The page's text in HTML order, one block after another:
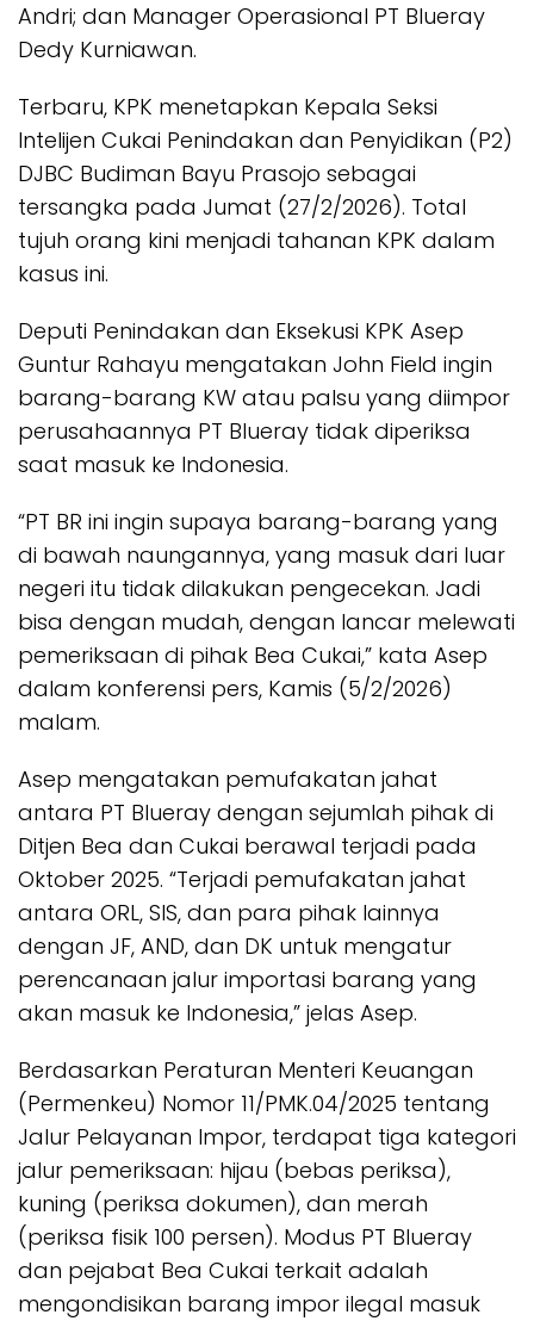
Andri; dan Manager Operasional PT Blueray
Dedy Kurniawan.
Terbaru, KPK menetapkan Kepala Seksi
Intelijen Cukai Penindakan dan Penyidikan (P2)
DJBC Budiman Bayu Prasojo sebagai
tersangka pada Jumat (27/2/2026). Total
tujuh orang kini menjadi tahanan KPK dalam
kasus ini.
Deputi Penindakan dan Eksekusi KPK Asep
Guntur Rahayu mengatakan John Field ingin
barang-barang KW atau palsu yang diimpor
perusahaannya PT Blueray tidak diperiksa
saat masuk ke Indonesia.
“PT BR ini ingin supaya barang-barang yang
di bawah naungannya, yang masuk dari luar
negeri itu tidak dilakukan pengecekan. Jadi
bisa dengan mudah, dengan lancar melewati
pemeriksaan di pihak Bea Cukai,” kata Asep
dalam konferensi pers, Kamis (5/2/2026)
malam.
Asep mengatakan pemufakatan jahat
antara PT Blueray dengan sejumlah pihak di
Ditjen Bea dan Cukai berawal terjadi pada
Oktober 2025. “Terjadi pemufakatan jahat
antara ORL, SIS, dan para pihak lainnya
dengan JF, AND, dan DK untuk mengatur
perencanaan jalur importasi barang yang
akan masuk ke Indonesia,” jelas Asep.
Berdasarkan Peraturan Menteri Keuangan
(Permenkeu) Nomor 11/PMK.04/2025 tentang
Jalur Pelayanan Impor, terdapat tiga kategori
jalur pemeriksaan: hijau (bebas periksa),
kuning (periksa dokumen), dan merah
(periksa fisik 100 persen). Modus PT Blueray
dan pejabat Bea Cukai terkait adalah
mengondisikan barang impor ilegal masuk